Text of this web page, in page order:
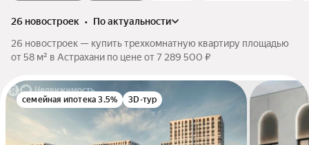
26 новостроек •
по актуальности
26 новостроек — купить трехкомнатную квартиру площадью
от 58 м² в Астрахани по цене от 7 289 500 ₽
семейная ипотека 3.5% 3D-тур